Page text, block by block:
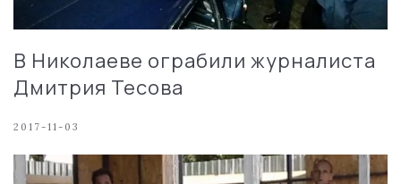
В Николаеве ограбили журналиста
Дмитрия Тесова
2017-11-03